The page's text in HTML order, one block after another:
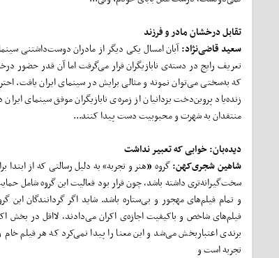
تقابل درخشان مادر و فرزند
سعید قاضینژاد:آبان امسال یکی دیگر از مادران دوست‌داشتنی
تعریف رایج در دسته‌ی نابازیگران قرار می‌گرفت اما آن قدر حضور
که به‌سختی می‌توان نمونه و مثالی برایش در سینمای ایران یافت.
زنده‌یاد پروین‌دخت یزدانیان از زمره‌ی نابازیگران موفق سینمای
منتقدان به شهرت و محبوبیت دست پیدا کنند...
دیدهبان: خوابی که تعبیر نداشت
شاهین شجریکهن:گروه «هنر و تجربه» به دلیل رسالتی که از
سخت‌گیرانه‌تری داشته باشد، چون قرار بود فعالیت این گروه شامل
و تمام فیلم‌های مهجور و بی‌ستاره باشد. شاید اگر گردانندگان
فیلم‌های شاخص و باکیفیت اجازه‌ی اکران می‌دادند، لااقل در بخش
برندی اعتباربخش می‌شد و این معنا را پیدا نمی‌کرد که هر فیلم
تجربه است و